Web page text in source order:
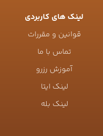
لینک های کاربردی
قوانین و مقررات
تماس با ما
آموزش رزرو
لینک ایتا
لینک بله